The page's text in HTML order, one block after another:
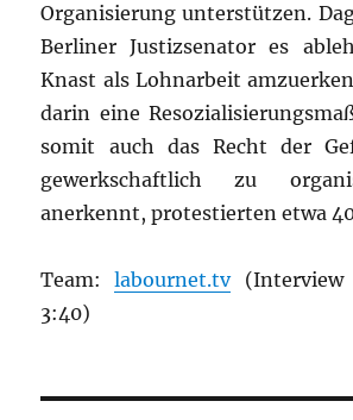
Organisierung unterstützen.
Berliner Justizsenator es
Knast als Lohnarbeit
darin eine
somit auch das Recht der
gewerkschaftlich zu
anerkennt, protestierten etwa
Team:labournet.tv
3:40)